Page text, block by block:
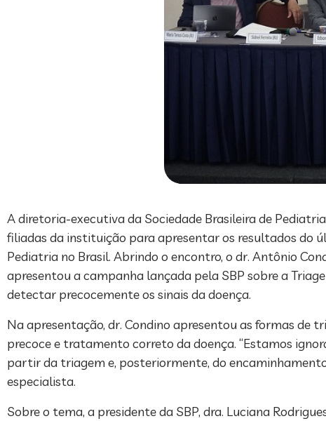
A diretoria-executiva da Sociedade Brasileira de
filiadas da instituição para apresentar os resultados do
Pediatria no Brasil. Abrindo o encontro, o dr. Antônio
apresentou a campanha lançada pela SBP sobre a
detectar precocemente os sinais da doença.
Na apresentação, dr. Condino apresentou as formas de
precoce e tratamento correto da doença. “Estamos
partir da triagem e, posteriormente, do
especialista.
Sobre o tema, a presidente da SBP, dra. Luciana